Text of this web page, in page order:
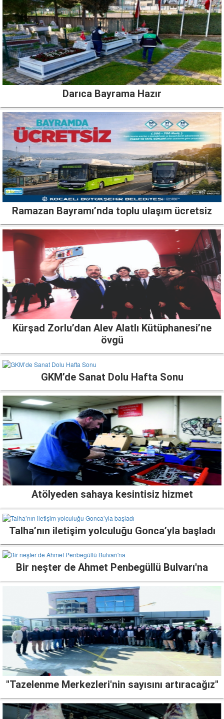
Darıca Bayrama Hazır
Ramazan Bayramı’nda toplu ulaşım ücretsiz
Kürşad Zorlu’dan Alev Alatlı Kütüphanesi’ne
övgü
GKM’de Sanat Dolu Hafta Sonu
Atölyeden sahaya kesintisiz hizmet
Talha’nın iletişim yolculuğu Gonca’yla başladı
Bir neşter de Ahmet Penbegüllü Bulvarı'na
"Tazelenme Merkezleri'nin sayısını artıracağız"